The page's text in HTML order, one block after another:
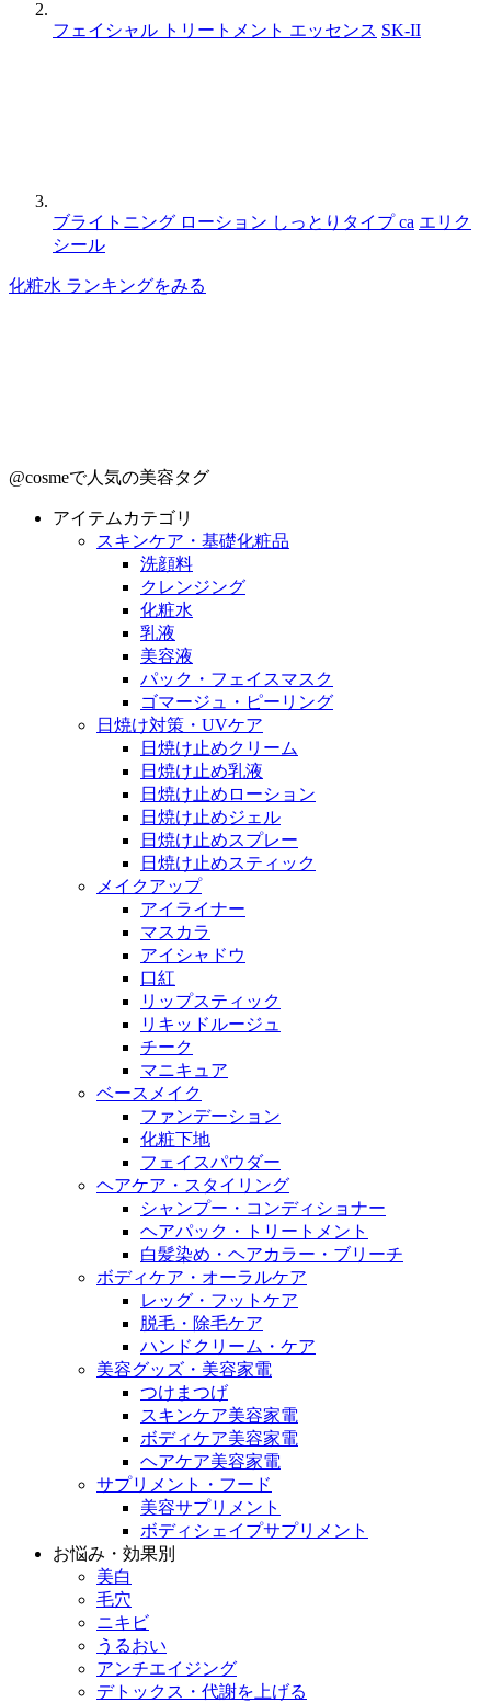
フェイシャル トリートメント エッセンス SK-II
ブライトニング ローション しっとりタイプ ca エリク
シール
化粧水 ランキングをみる
@cosmeで人気の美容タグ
アイテムカテゴリ
スキンケア・基礎化粧品
洗顔料
クレンジング
化粧水
乳液
美容液
パック・フェイスマスク
ゴマージュ・ピーリング
日焼け対策・UVケア
日焼け止めクリーム
日焼け止め乳液
日焼け止めローション
日焼け止めジェル
日焼け止めスプレー
日焼け止めスティック
メイクアップ
アイライナー
マスカラ
アイシャドウ
口紅
リップスティック
リキッドルージュ
チーク
マニキュア
ベースメイク
ファンデーション
化粧下地
フェイスパウダー
ヘアケア・スタイリング
シャンプー・コンディショナー
ヘアパック・トリートメント
白髪染め・ヘアカラー・ブリーチ
ボディケア・オーラルケア
レッグ・フットケア
脱毛・除毛ケア
ハンドクリーム・ケア
美容グッズ・美容家電
つけまつげ
スキンケア美容家電
ボディケア美容家電
ヘアケア美容家電
サプリメント・フード
美容サプリメント
ボディシェイプサプリメント
お悩み・効果別
美白
毛穴
ニキビ
うるおい
アンチエイジング
デトックス・代謝を上げる